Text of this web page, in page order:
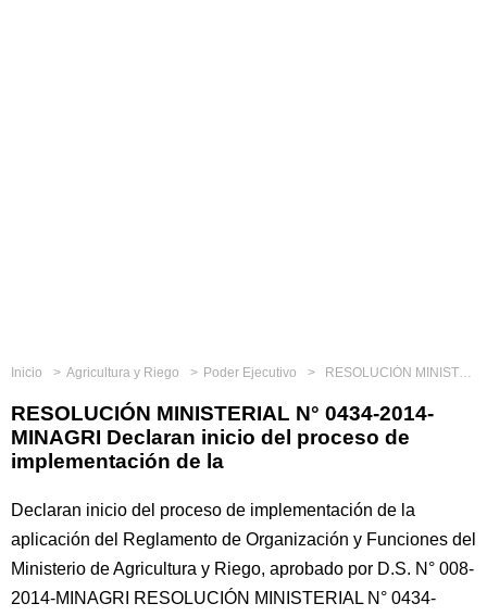
Inicio Agricultura y Riego Poder Ejecutivo RESOLUCIÓN MINISTERIAL N° 0434-2014-MINAGRI Declaran inicio del proceso de implementación de la
RESOLUCIÓN MINISTERIAL N° 0434-2014-
MINAGRI Declaran inicio del proceso de
implementación de la
Declaran inicio del proceso de implementación de la
aplicación del Reglamento de Organización y Funciones del
Ministerio de Agricultura y Riego, aprobado por D.S. N° 008-
2014-MINAGRI RESOLUCIÓN MINISTERIAL N° 0434-